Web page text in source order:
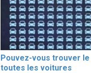
Pouvez-vous trouver le
toutes les voitures